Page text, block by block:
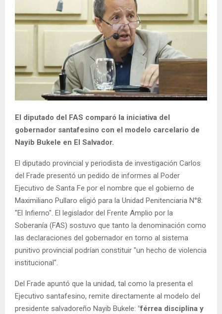
El diputado del FAS comparó la iniciativa del
gobernador santafesino con el modelo carcelario de
Nayib Bukele en El Salvador.
El diputado provincial y periodista de investigación Carlos
del Frade presentó un pedido de informes al Poder
Ejecutivo de Santa Fe por el nombre que el gobierno de
Maximiliano Pullaro eligió para la Unidad Penitenciaria N°8:
"El Infierno". El legislador del Frente Amplio por la
Soberanía (FAS) sostuvo que tanto la denominación como
las declaraciones del gobernador en torno al sistema
punitivo provincial podrían constituir "un hecho de violencia
institucional".
Del Frade apuntó que la unidad, tal como la presenta el
Ejecutivo santafesino, remite directamente al modelo del
presidente salvadoreño Nayib Bukele: "férrea disciplina y